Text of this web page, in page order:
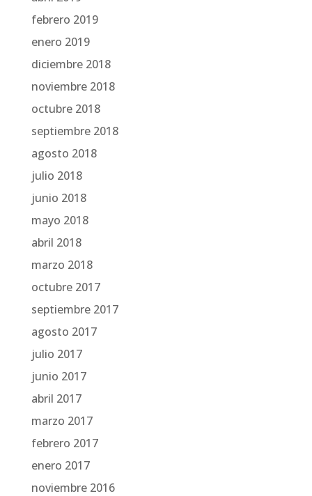
febrero 2019
enero 2019
diciembre 2018
noviembre 2018
octubre 2018
septiembre 2018
agosto 2018
julio 2018
junio 2018
mayo 2018
abril 2018
marzo 2018
octubre 2017
septiembre 2017
agosto 2017
julio 2017
junio 2017
abril 2017
marzo 2017
febrero 2017
enero 2017
noviembre 2016